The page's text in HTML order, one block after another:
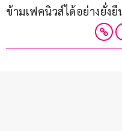
ข้ามเฟคนิวส์ได้อย่างยั่งยื